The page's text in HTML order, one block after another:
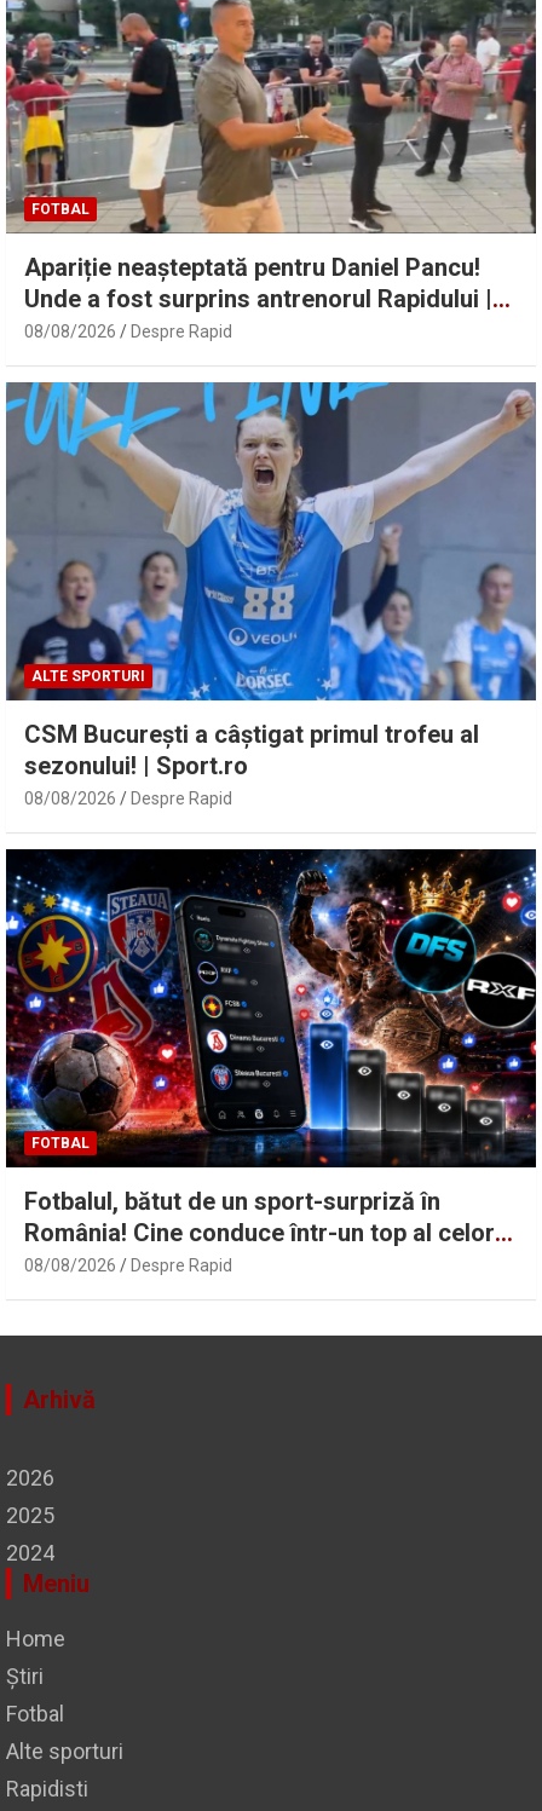
FOTBAL
Apariție neașteptată pentru Daniel Pancu!
Unde a fost surprins antrenorul Rapidului |
Sport.ro
08/08/2026 Despre Rapid
ALTE SPORTURI
CSM București a câștigat primul trofeu al
sezonului! | Sport.ro
08/08/2026 Despre Rapid
FOTBAL
Fotbalul, bătut de un sport-surpriză în
România! Cine conduce într-un top al celor
mai vizualizate reel-uri pe Facebook: FCSB,
la ani lumină de CSA Steaua
08/08/2026 Despre Rapid
Arhivă
2026
2025
2024
Meniu
Home
Știri
Fotbal
Alte sporturi
Rapidisti